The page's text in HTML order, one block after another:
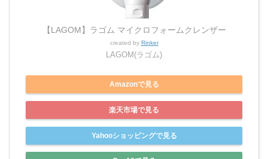
【LAGOM】ラゴム マイクロフォームクレンザー
created by Rinker
LAGOM(ラゴム)
Amazonで見る
楽天市場で見る
Yahooショッピングで見る